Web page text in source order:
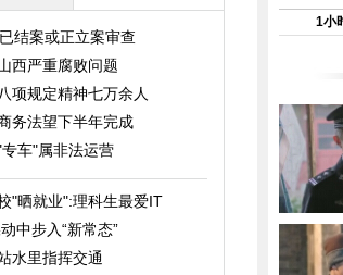
结案或正立案审查
西严重腐败问题
项规定精神七万余人
务法望下半年完成
车"属非法运营
"晒就业":理科生最爱IT
中步入“新常态”
水里指挥交通
1小